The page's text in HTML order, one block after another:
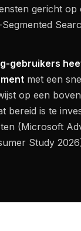
gericht op
gebruikers
met een
op een
bereid is te
(Microsoft
Study